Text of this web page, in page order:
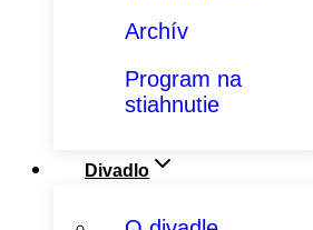
Archív
Program na
stiahnutie
Divadlo